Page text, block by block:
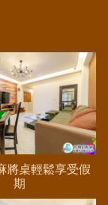
將桌輕鬆享受假
期